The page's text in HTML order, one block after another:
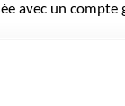
avec un compte